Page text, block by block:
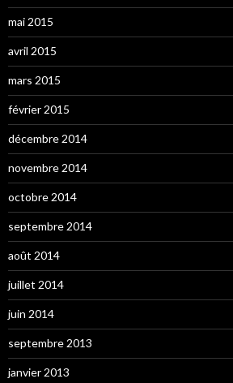
mai 2015
avril 2015
mars 2015
février 2015
décembre 2014
novembre 2014
octobre 2014
septembre 2014
août 2014
juillet 2014
juin 2014
septembre 2013
janvier 2013